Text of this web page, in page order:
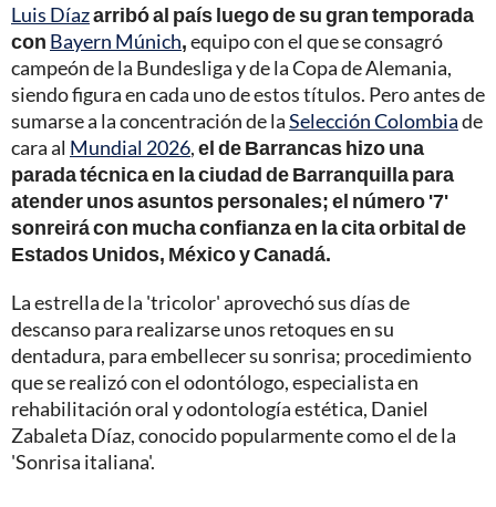
Luis Díazarribó al país luego de su gran temporada
con Bayern Múnich,equipo con el que se consagró
campeón de la Bundesliga y de la Copa de Alemania,
siendo figura en cada uno de estos títulos. Pero antes de
sumarse a la concentración de laSelección Colombiade
cara al Mundial 2026,el de Barrancas hizo una
parada técnica en la ciudad de Barranquilla para
atender unos asuntos personales; el número '7'
sonreirá con mucha confianza en la cita orbital de
Estados Unidos, México y Canadá.
La estrella de la 'tricolor' aprovechó sus días de
descanso para realizarse unos retoques en su
dentadura, para embellecer su sonrisa; procedimiento
que se realizó con el odontólogo, especialista en
rehabilitación oral y odontología estética, Daniel
Zabaleta Díaz, conocido popularmente como el de la
'Sonrisa italiana'.